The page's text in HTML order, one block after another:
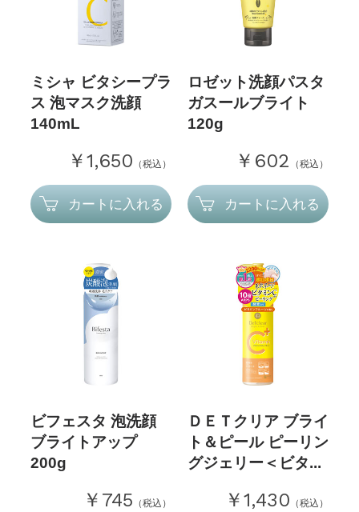
ミシャ ビタシープラ
ス 泡マスク洗顔
140mL
￥1,650 （税込）
カートに入れる
ロゼット洗顔パスタ
ガスールブライト
120g
￥602 （税込）
カートに入れる
ビフェスタ 泡洗顔
ブライトアップ
200g
￥745 （税込）
ＤＥＴクリア ブライ
ト＆ピール ピーリン
グジェリー＜ビタ...
￥1,430 （税込）